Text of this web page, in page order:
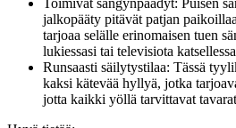
Toimivat sängynpäädyt: Puisen
jalkopääty pitävät patjan
tarjoaa selälle erinomaisen tuen
lukiessasi tai televisiota
Runsaasti säilytystilaa: Tässä
kaksi kätevää hyllyä, jotka
jotta kaikki yöllä tarvittavat